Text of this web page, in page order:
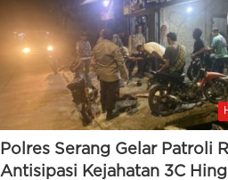
Polres Serang Gelar Patroli
Antisipasi Kejahatan 3C